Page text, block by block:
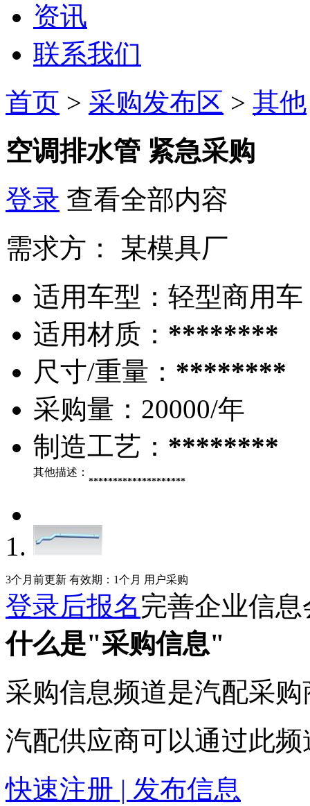
资讯
联系我们
首页 > 采购发布区 > 其他
空调排水管 紧急采购
登录 查看全部内容
需求方：
某模具厂
适用车型： 轻型商用车
适用材质： ********
尺寸/重量： ********
采购量： 20000/年
制造工艺： ********
其他描述：
********************
3个月前更新 有效期：1个月 用户采购
登录后报名完善企业信
什么是"采购信息"
采购信息频道是汽配采
汽配供应商可以通过此
快速注册 | 发布信息